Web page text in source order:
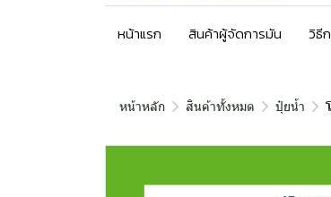
หน้าแรก สินค้าผู้จัดการมัน วิธี
หน้าหลัก สินค้าทั้งหมด ปุ๋ยน้ำ